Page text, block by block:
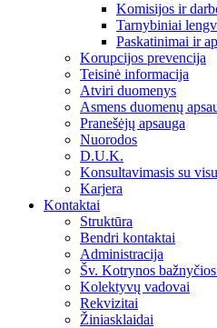
Komisijos ir
Tarnybiniai
Paskatinimai ir
Korupcijos prevencija
Teisinė informacija
Atviri duomenys
Asmens duomenų
Pranešėjų apsauga
Nuorodos
D.U.K.
Konsultavimasis su
Karjera
Kontaktai
Struktūra
Bendri kontaktai
Administracija
Šv. Kotrynos
Kolektyvų vadovai
Rekvizitai
Žiniasklaidai